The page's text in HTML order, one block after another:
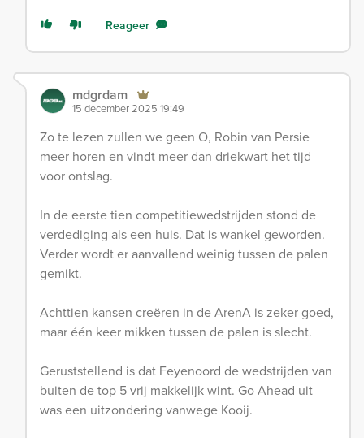
Reageer
mdgrdam
15 december 2025 19:49
Zo te lezen zullen we geen O, Robin van Persie
meer horen en vindt meer dan driekwart het tijd
voor ontslag.
In de eerste tien competitiewedstrijden stond de
verdediging als een huis. Dat is wankel geworden.
Verder wordt er aanvallend weinig tussen de palen
gemikt.
Achttien kansen creëren in de ArenA is zeker goed,
maar één keer mikken tussen de palen is slecht.
Geruststellend is dat Feyenoord de wedstrijden van
buiten de top 5 vrij makkelijk wint. Go Ahead uit
was een uitzondering vanwege Kooij.